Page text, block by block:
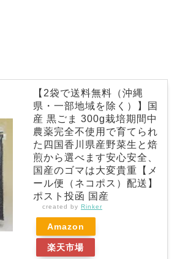
【2袋で送料無料（沖縄
県・一部地域を除く）】国
産 黒ごま 300g栽培期間中
農薬完全不使用で育てられ
た四国香川県産野菜生と焙
煎から選べます安心安全、
国産のゴマは大変貴重【メ
ール便（ネコポス）配送】
ポスト投函 国産
created by Rinker
Amazon
楽天市場